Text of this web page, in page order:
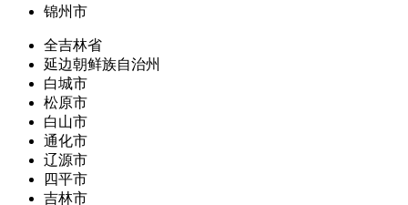
锦州市
全吉林省
延边朝鲜族自治州
白城市
松原市
白山市
通化市
辽源市
四平市
吉林市